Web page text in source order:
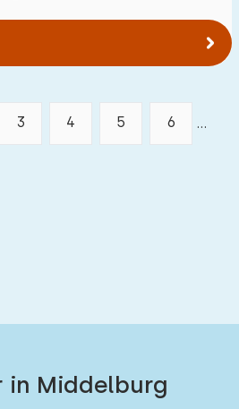
3 4 5 6 ...
in Middelburg